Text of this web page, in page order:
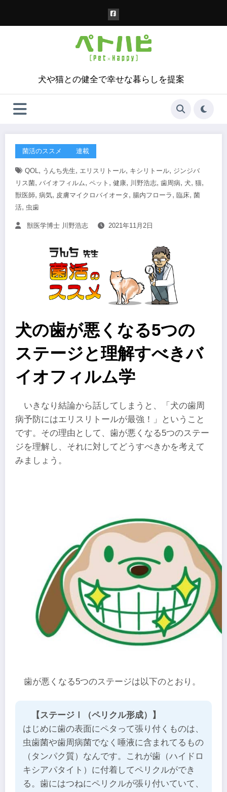
犬や猫との健全で幸せな暮らしを提案
菌活のススメ 連載
QOL, うんち先生, エリスリトール, キシリトール, ジンジバ
リス菌, バイオフィルム, ペット , 健康, 川野浩志, 歯周病, 犬, 猫,
獣医師, 病気, 皮膚マイクロバイオータ , 腸内フローラ , 臨床, 菌
活, 虫歯
獣医学博士 川野浩志 2021年11月2日
犬の歯が悪くなる5つの
ステージと理解すべきバ
イオフィルム学
いきなり結論から話してしまうと、「犬の歯周
病予防にはエリスリトールが最強！」ということ
です。その理由として、歯が悪くなる5つのステー
ジを理解し、それに対してどうすべきかを考えて
みましょう。
歯が悪くなる5つのステージは以下のとおり。
【ステージⅠ（ペリクル形成）】
はじめに歯の表面にペタって張り付くものは、
虫歯菌や歯周病菌でなく唾液に含まれてるもの
（タンパク質）なんです。これが歯（ハイドロ
キシアパタイト）に付着してペリクルができ
る。歯にはつねにペリクルが張り付いていて、